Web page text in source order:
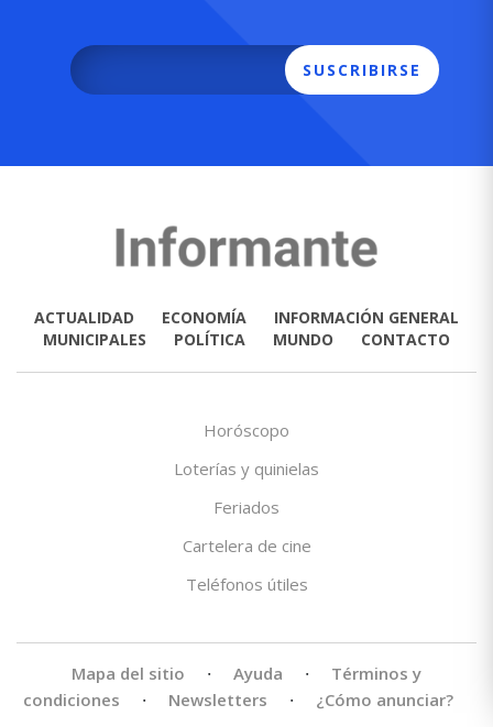
SUSCRIBIRSE
ACTUALIDAD ECONOMÍA
INFORMACIÓN GENERAL
MUNICIPALES
POLÍTICA MUNDO CONTACTO
Horóscopo
Loterías y quinielas
Feriados
Cartelera de cine
Teléfonos útiles
Mapa del sitio · Ayuda ·
Términos y
condiciones
· Newsletters · ¿Cómo anunciar?